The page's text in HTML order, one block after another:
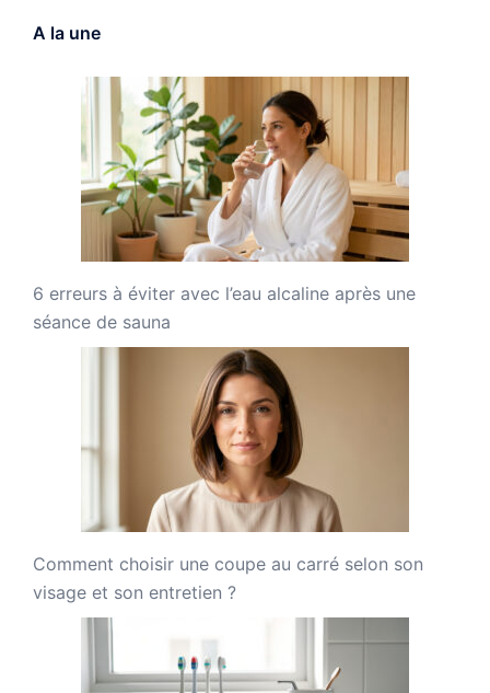
A la une
6 erreurs à éviter avec l’eau alcaline après une
séance de sauna
Comment choisir une coupe au carré selon son
visage et son entretien ?